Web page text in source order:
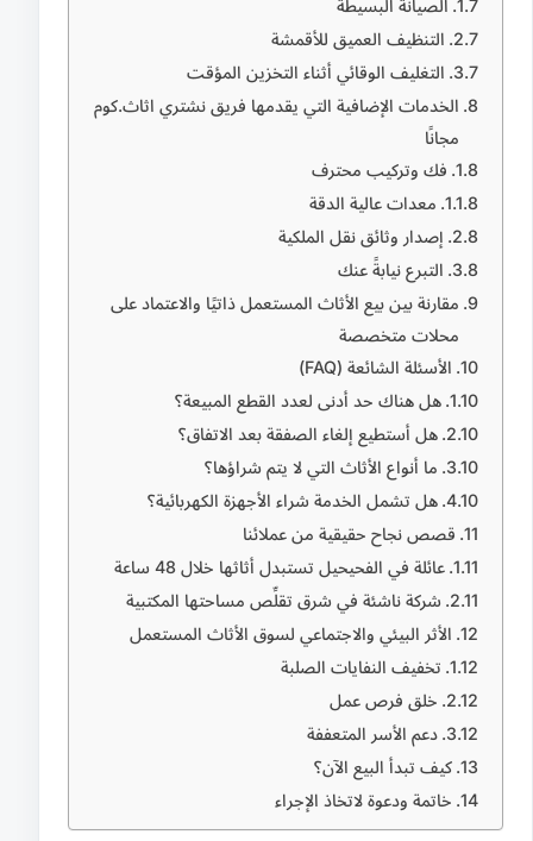
الصيانة البسيطة
التنظيف العميق للأقمشة
التغليف الوقائي أثناء التخزين المؤقت
الخدمات الإضافية التي يقدمها فريق نشتري اثاث.كوم
مجانًا
فك وتركيب محترف
معدات عالية الدقة
إصدار وثائق نقل الملكية
التبرع نيابةً عنك
مقارنة بين بيع الأثاث المستعمل ذاتيًا والاعتماد على
محلات متخصصة
الأسئلة الشائعة (FAQ)
هل هناك حد أدنى لعدد القطع المبيعة؟
هل أستطيع إلغاء الصفقة بعد الاتفاق؟
ما أنواع الأثاث التي لا يتم شراؤها؟
هل تشمل الخدمة شراء الأجهزة الكهربائية؟
قصص نجاح حقيقية من عملائنا
عائلة في الفحيحيل تستبدل أثاثها خلال 48 ساعة
شركة ناشئة في شرق تقلِّص مساحتها المكتبية
الأثر البيئي والاجتماعي لسوق الأثاث المستعمل
تخفيف النفايات الصلبة
خلق فرص عمل
دعم الأسر المتعففة
كيف تبدأ البيع الآن؟
خاتمة ودعوة لاتخاذ الإجراء